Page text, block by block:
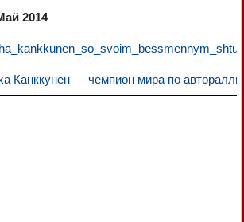
2014
Канккунен — чемпион мира по авторалли